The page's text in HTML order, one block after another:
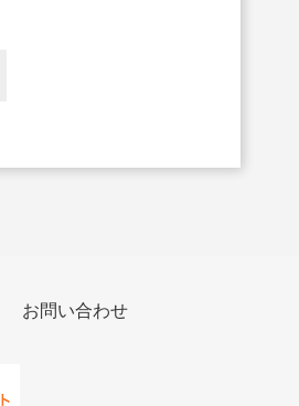
お問い合わせ